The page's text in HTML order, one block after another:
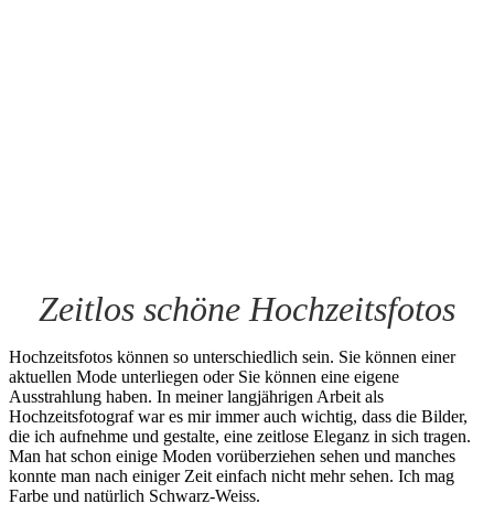
Zeitlos schöne Hochzeitsfotos
Hochzeitsfotos können so unterschiedlich sein. Sie können einer
aktuellen Mode unterliegen oder Sie können eine eigene
Ausstrahlung haben. In meiner langjährigen Arbeit als
Hochzeitsfotograf war es mir immer auch wichtig, dass die Bilder,
die ich aufnehme und gestalte, eine zeitlose Eleganz in sich tragen.
Man hat schon einige Moden vorüberziehen sehen und manches
konnte man nach einiger Zeit einfach nicht mehr sehen. Ich mag
Farbe und natürlich Schwarz-Weiss.